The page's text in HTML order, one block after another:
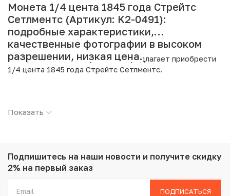
Монета 1/4 цента 1845 года Стрейтс
Сетлментс (Артикул: K2-0491):
подробные характеристики,
качественные фотографии в высоком
разрешении, низкая цена.
Интернет магазин «Нумизмат» предлагает приобрести
1/4 цента 1845 года Стрейтс Сетлментс.
Страна: Стрейтс Сетлментс
Вес: 2.44 г
Диаметр: 18 мм
Состояние: XF
Показать
Подпишитесь на наши новости и получите скидку
2% на первый заказ
ПОДПИСАТЬСЯ